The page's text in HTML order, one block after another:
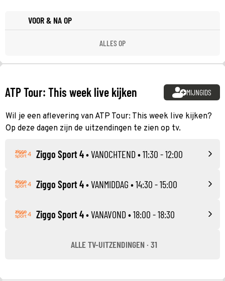
VOOR & NA OP
ALLES OP
ATP Tour: This week live kijken MIJNGIDS
Wil je een aflevering van ATP Tour: This week live kijken?
Op deze dagen zijn de uitzendingen te zien op tv.
Ziggo Sport 4•VANOCHTEND • 11:30 - 12:00
Ziggo Sport 4•VANMIDDAG • 14:30 - 15:00
Ziggo Sport 4•VANAVOND • 18:00 - 18:30
ALLE TV-UITZENDINGEN · 31